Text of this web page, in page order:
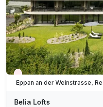
Nur noch Restplätze
Belia Lofts